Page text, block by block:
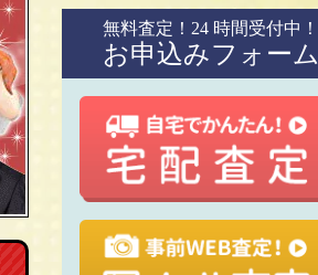
無料査定！24 時間受付中！
お申込みフォーム